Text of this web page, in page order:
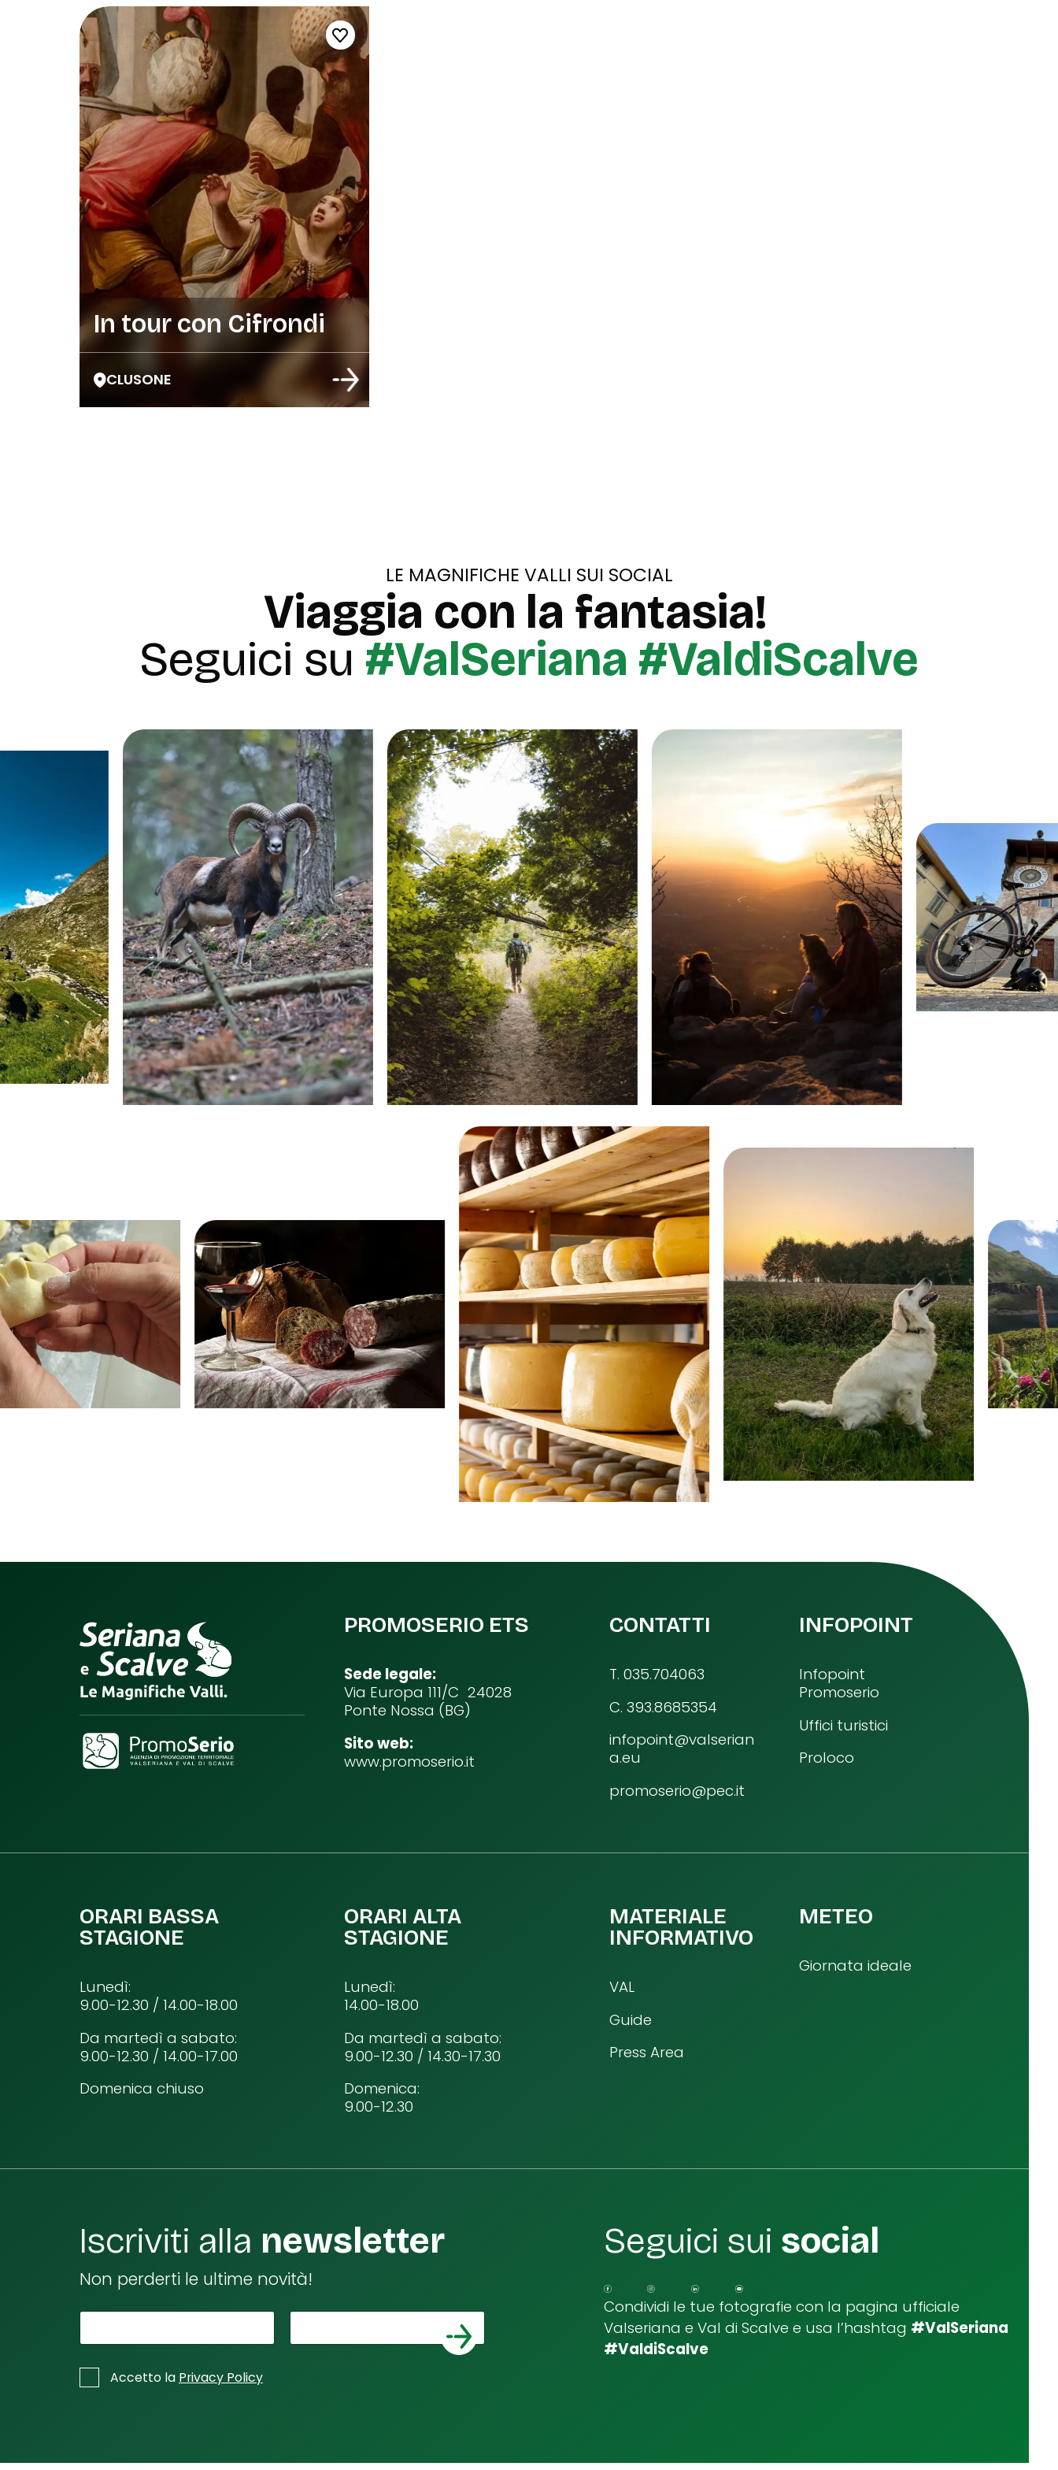
In tour con Cifrondi
CLUSONE
LE MAGNIFICHE VALLI SUI SOCIAL
Viaggia con la fantasia!
Seguici su #ValSeriana #ValdiScalve
PROMOSERIO ETS
Sede legale:
Via Europa 111/C 24028
Ponte Nossa (BG)
Sito web:
www.promoserio.it
CONTATTI
T. 035.704063
C. 393.8685354
infopoint@valserian
a.eu
promoserio@pec.it
INFOPOINT
Infopoint
Promoserio
Uffici turistici
Proloco
ORARI BASSA
STAGIONE
Lunedì:
9.00-12.30 / 14.00-18.00
Da martedì a sabato:
9.00-12.30 / 14.00-17.00
Domenica chiuso
ORARI ALTA
STAGIONE
Lunedì:
14.00-18.00
Da martedì a sabato:
9.00-12.30 / 14.30-17.30
Domenica:
9.00-12.30
MATERIALE
INFORMATIVO
VAL
Guide
Press Area
METEO
Giornata ideale
Iscriviti alla newsletter
Non perderti le ultime novità!
C
a
e
* Accetto la Privacy Policy
Seguici sui social
Condividi le tue fotografie con la pagina ufficiale
Valseriana e Val di Scalve e usa l’hashtag #ValSeriana
#ValdiScalve